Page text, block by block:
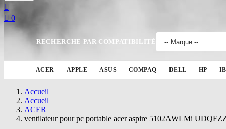

 0
RECHERCHE PAR COMPATIBILITÉ
ACER APPLE ASUS COMPAQ DELL HP
Accueil
Accueil
ACER
ventilateur pour pc portable acer aspire 5102AWLMi